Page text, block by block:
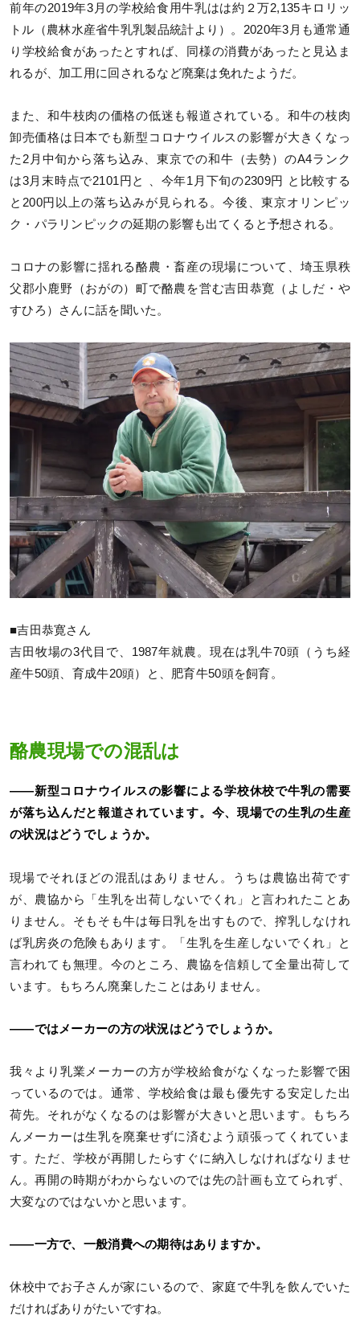
前年の2019年3月の学校給食用牛乳はは約２万2,135キロリッ
トル（農林水産省牛乳乳製品統計より）。2020年3月も通常通
り学校給食があったとすれば、同様の消費があったと見込ま
れるが、加工用に回されるなど廃棄は免れたようだ。
また、和牛枝肉の価格の低迷も報道されている。和牛の枝肉
卸売価格は日本でも新型コロナウイルスの影響が大きくなっ
た2月中旬から落ち込み、東京での和牛（去勢）のA4ランク
は3月末時点で2101円と 、今年1月下旬の2309円 と比較する
と200円以上の落ち込みが見られる。今後、東京オリンピッ
ク・パラリンピックの延期の影響も出てくると予想される。
コロナの影響に揺れる酪農・畜産の現場について、埼玉県秩
父郡小鹿野（おがの）町で酪農を営む吉田恭寛（よしだ・や
すひろ）さんに話を聞いた。
■吉田恭寛さん
吉田牧場の3代目で、1987年就農。現在は乳牛70頭（うち経
産牛50頭、育成牛20頭）と、肥育牛50頭を飼育。
酪農現場での混乱は
――新型コロナウイルスの影響による学校休校で牛乳の需要
が落ち込んだと報道されています。今、現場での生乳の生産
の状況はどうでしょうか。
現場でそれほどの混乱はありません。うちは農協出荷です
が、農協から「生乳を出荷しないでくれ」と言われたことあ
りません。そもそも牛は毎日乳を出すもので、搾乳しなけれ
ば乳房炎の危険もあります。「生乳を生産しないでくれ」と
言われても無理。今のところ、農協を信頼して全量出荷して
います。もちろん廃棄したことはありません。
――ではメーカーの方の状況はどうでしょうか。
我々より乳業メーカーの方が学校給食がなくなった影響で困
っているのでは。通常、学校給食は最も優先する安定した出
荷先。それがなくなるのは影響が大きいと思います。もちろ
んメーカーは生乳を廃棄せずに済むよう頑張ってくれていま
す。ただ、学校が再開したらすぐに納入しなければなりませ
ん。再開の時期がわからないのでは先の計画も立てられず、
大変なのではないかと思います。
――一方で、一般消費への期待はありますか。
休校中でお子さんが家にいるので、家庭で牛乳を飲んでいた
だければありがたいですね。